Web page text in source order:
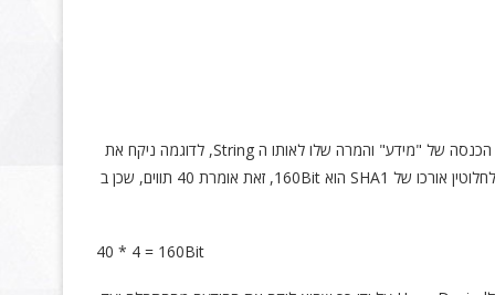
הוא קיצור של Secure Hash Algorithm פותח על ידי ה NSA על מנת לתת מענה ל MD5, הוא אלגוריתם ליצירת String של מספרים ואותיות על ידי הכנסה של "מידע" והמרה שלו לאותו ה String, לדוגמה ניקח את
לפעולה זו קוראים Hash Function אבל אם נשנה את המידע אפילו קצת נקבל Hash Function שונה לחלוטין אורכו של SHA1 הוא 160Bit, זאת אומרת 40 תווים, שכן ב
40 * 4 = 160Bit